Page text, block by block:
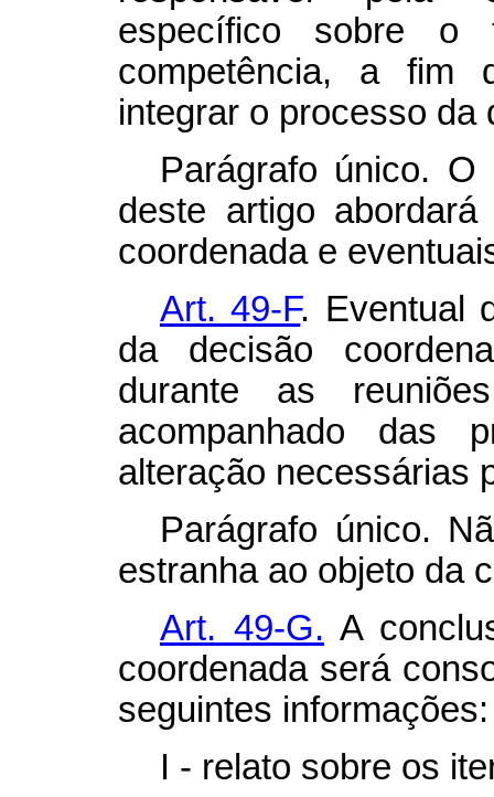
específico sobre o
competência, a fim
integrar o processo da
Parágrafo único.
deste artigo
coordenada e
Art. 49-F. Eventual
da decisão
durante as
acompanhado das
alteração necessárias
Parágrafo único.
estranha ao objeto da
Art. 49-G. A
coordenada será
seguintes informações:
I - relato sobre os